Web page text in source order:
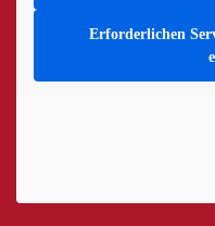
Erforderlichen